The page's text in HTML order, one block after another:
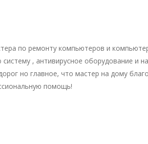
по ремонту компьютеров и
, антивирусное оборудование и
но главное, что мастер на дому
помощь!